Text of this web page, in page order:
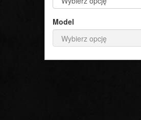
Model